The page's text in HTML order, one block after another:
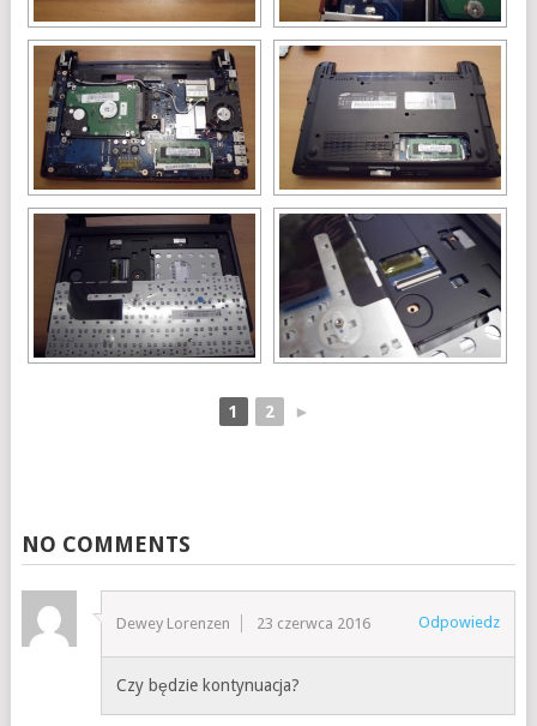
1 2 ►
NO COMMENTS
Dewey Lorenzen 23 czerwca 2016 Odpowiedz
Czy będzie kontynuacja?